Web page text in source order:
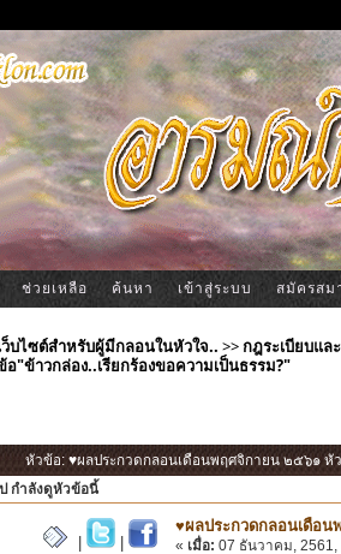
ช่วยเหลือ ค้นหา เข้าสู่ระบบ สมัครสม
บไซต์สำหรับผู้มีกลอนในหัวใจ.. >>กฎระเบียบแล
"ข้าวกล่อง..เรียกร้องขอความเป็นธรรม?"
หัวข้อ: ♥ผลประกวดกลอนเดือนพฤศจิกายน ๒๕๖๑ หั
กำลังดูหัวข้อนี้
♥ผลประกวดกลอนเดือ
« เมื่อ: 07 ธันวาคม, 2561,